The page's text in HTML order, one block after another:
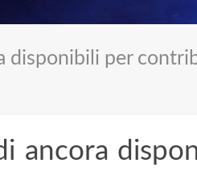
disponibili per
ancora